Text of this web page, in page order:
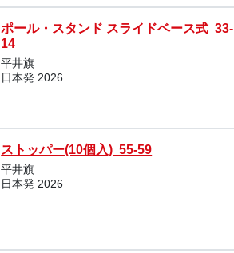
ポール・スタンド スライドベース式 33-
14
平井旗
日本発 2026
ストッパー(10個入) 55-59
平井旗
日本発 2026